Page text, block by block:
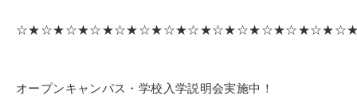
お問い合わせ
オープンキャンパス・学校入学説明会実施中！